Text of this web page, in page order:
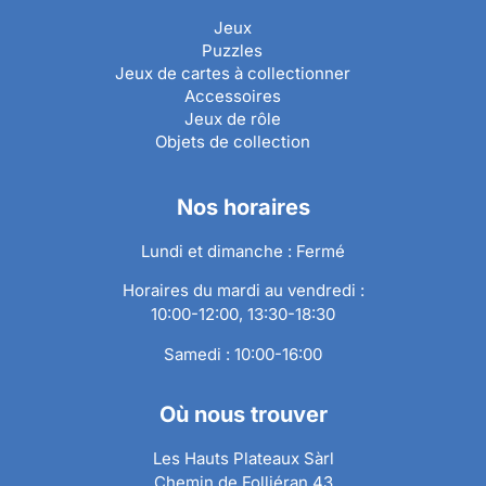
Jeux
Puzzles
Jeux de cartes à collectionner
Accessoires
Jeux de rôle
Objets de collection
Nos horaires
Lundi et dimanche : Fermé
Horaires du mardi au vendredi :
10:00-12:00, 13:30-18:30
Samedi : 10:00-16:00
Où nous trouver
Les Hauts Plateaux Sàrl